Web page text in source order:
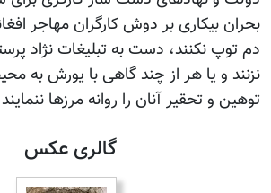
بحران بیکاری بر دوش کارگران مهاجر
دم توپ نکنند، دست به تبلیغات نژاد
نزنند و یا هر از چند گاهی با یورش به
توهین و تحقیر آنان را روانه مرزها
گالری عکس